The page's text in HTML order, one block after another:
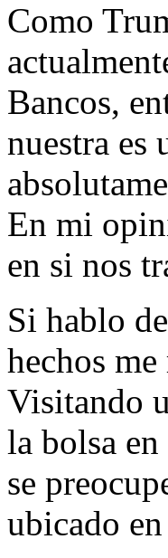
Como
Bancos,
nuestra es
En mi
en si nos
Si hablo
hechos
Visitando
la bolsa
se
ubicado